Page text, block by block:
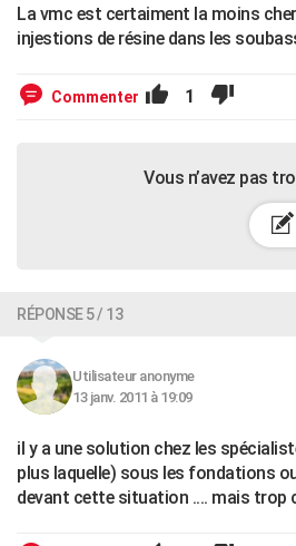
La vmc est certaiment la moins
injestions de résine dans les
Commenter 1
Vous n’avez pas
RÉPONSE 5 / 13
Utilisateur anonyme
13 janv. 2011 à 19:09
il y a une solution chez les
plus laquelle) sous les fondations
devant cette situation .... mais trop